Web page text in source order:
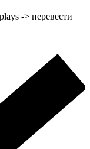
-> перевести